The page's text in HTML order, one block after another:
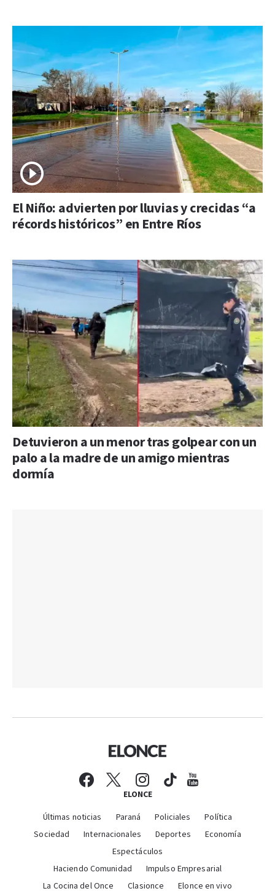
El Niño: advierten por lluvias y crecidas “a
récords históricos” en Entre Ríos
Detuvieron a un menor tras golpear con un
palo a la madre de un amigo mientras
dormía
ELONCE
Últimas noticias Paraná Policiales
Política
Sociedad
Internacionales Deportes
Economía
Espectáculos
Haciendo Comunidad
Impulso Empresarial
La Cocina del Once
Clasionce Elonce en vivo